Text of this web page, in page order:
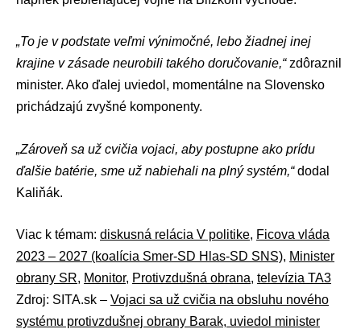
„To je v podstate veľmi výnimočné, lebo žiadnej inej
krajine v zásade neurobili takého doručovanie,“zdôraznil
minister. Ako ďalej uviedol, momentálne na Slovensko
prichádzajú zvyšné komponenty.
„Zároveň sa už cvičia vojaci, aby postupne ako prídu
ďalšie batérie, sme už nabiehali na plný systém,“dodal
Kaliňák.
Viac k témam: diskusná relácia V politike, Ficova vláda
2023 – 2027 (koalícia Smer-SD Hlas-SD SNS), Minister
obrany SR, Monitor, Protivzdušná obrana, televízia TA3
Zdroj: SITA.sk – Vojaci sa už cvičia na obsluhu nového
systému protivzdušnej obrany Barak, uviedol minister